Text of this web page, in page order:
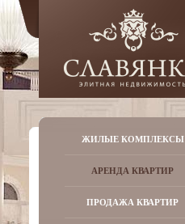
ЖИЛЫЕ КОМПЛЕКСЫ
АРЕНДА КВАРТИР
ПРОДАЖА КВАРТИР